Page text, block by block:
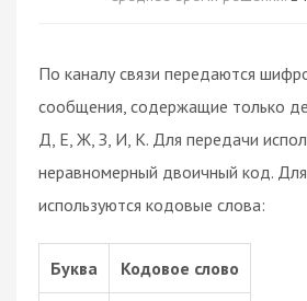
По каналу связи передаются
сообщения, содержащие только
Д, Е, Ж, З, И, К. Для передачи
неравномерный двоичный код.
используются кодовые слова:
Буква Кодовое слово